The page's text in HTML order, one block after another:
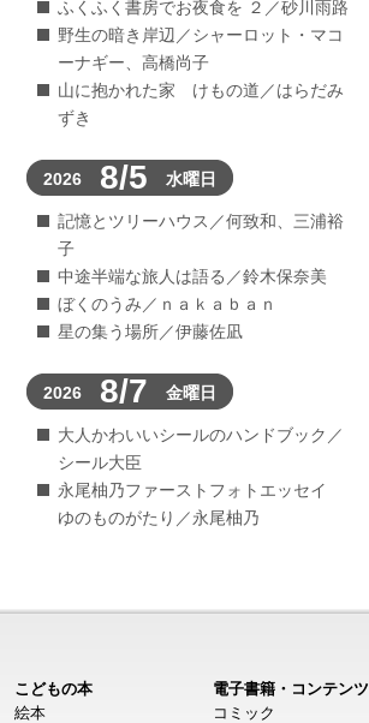
ふくふく書房でお夜食を ２／砂川雨路
野生の暗き岸辺／シャーロット・マコ
ーナギー、高橋尚子
山に抱かれた家 けもの道／はらだみ
ずき
2026 8/5 水曜日
記憶とツリーハウス／何致和、三浦裕
子
中途半端な旅人は語る／鈴木保奈美
ぼくのうみ／ｎａｋａｂａｎ
星の集う場所／伊藤佐凪
2026 8/7 金曜日
大人かわいいシールのハンドブック／
シール大臣
永尾柚乃ファーストフォトエッセイ
ゆのものがたり／永尾柚乃
こどもの本
絵本
電子書籍・コンテンツ
コミック